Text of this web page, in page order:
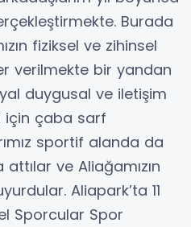
Burada
fiziksel ve zihinsel
verilmekte bir yandan
duygusal ve iletişim
için çaba sarf
sportif alanda da
ve Aliağamızın
Aliapark’ta 11
Sporcular Spor